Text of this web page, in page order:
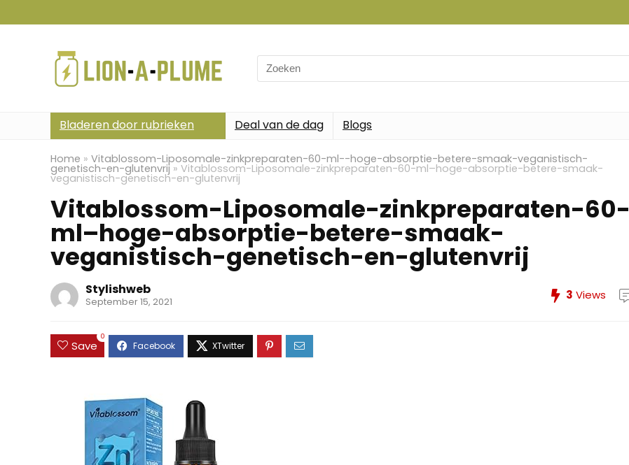
Search
for:
Bladeren door rubrieken Deal van de dag Blogs
Home » Vitablossom-Liposomale-zinkpreparaten-60-ml--hoge-absorptie-betere-smaak-veganistisch-
genetisch-en-glutenvrij » Vitablossom-Liposomale-zinkpreparaten-60-ml–hoge-absorptie-betere-smaak-
veganistisch-genetisch-en-glutenvrij
Vitablossom-Liposomale-zinkpreparaten-60-
ml–hoge-absorptie-betere-smaak-
veganistisch-genetisch-en-glutenvrij
Stylishweb
September 15, 2021 3 Views
Save
0